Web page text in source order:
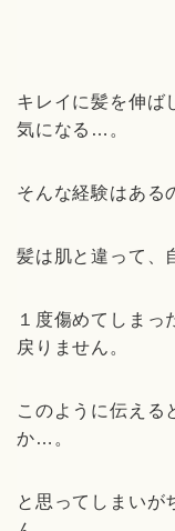
キレイに髪を伸ば
気になる…。
そんな経験はある
髪は肌と違って、
１度傷めてしまっ
戻りません。
このように伝える
か…。
と思ってしまいが